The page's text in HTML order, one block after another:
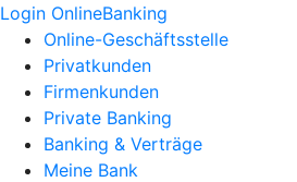
Login OnlineBanking
Online-Geschäftsstelle
Privatkunden
Firmenkunden
Private Banking
Banking & Verträge
Meine Bank